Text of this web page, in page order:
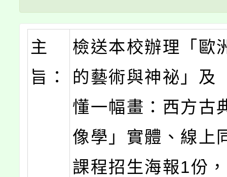
主
旨：
檢送本校辦理「歐
的藝術與神祕」及
懂一幅畫：西方古
像學」實體、線上
課程招生海報1份